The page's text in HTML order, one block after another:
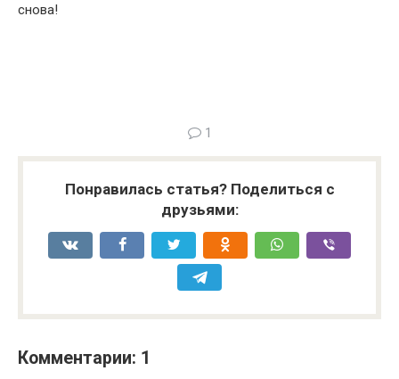
снова!
1
Понравилась статья? Поделиться с
друзьями:
Комментарии: 1